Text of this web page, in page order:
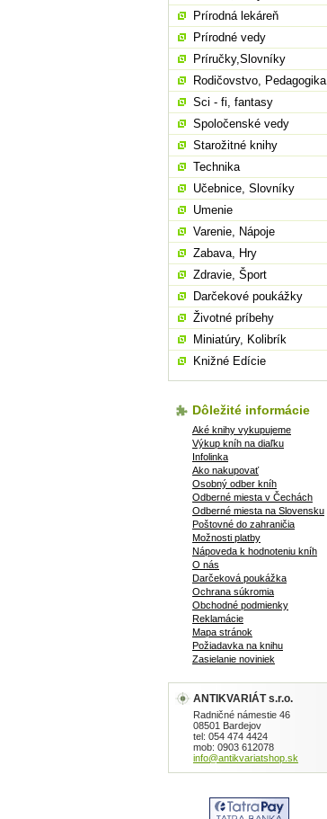
Prírodná lekáreň
Prírodné vedy
Príručky,Slovníky
Rodičovstvo, Pedagogika
Sci - fi, fantasy
Spoločenské vedy
Starožitné knihy
Technika
Učebnice, Slovníky
Umenie
Varenie, Nápoje
Zabava, Hry
Zdravie, Šport
Darčekové poukážky
Životné príbehy
Miniatúry, Kolibrík
Knižné Edície
Dôležité informácie
Aké knihy vykupujeme
Výkup kníh na diaľku
Infolinka
Ako nakupovať
Osobný odber kníh
Odberné miesta v Čechách
Odberné miesta na Slovensku
Poštovné do zahraničia
Možnosti platby
Nápoveda k hodnoteniu kníh
O nás
Darčeková poukážka
Ochrana súkromia
Obchodné podmienky
Reklamácie
Mapa stránok
Požiadavka na knihu
Zasielanie noviniek
ANTIKVARIÁT s.r.o.
Radničné námestie 46
08501 Bardejov
tel: 054 474 4424
mob: 0903 612078
info@antikvariatshop.sk